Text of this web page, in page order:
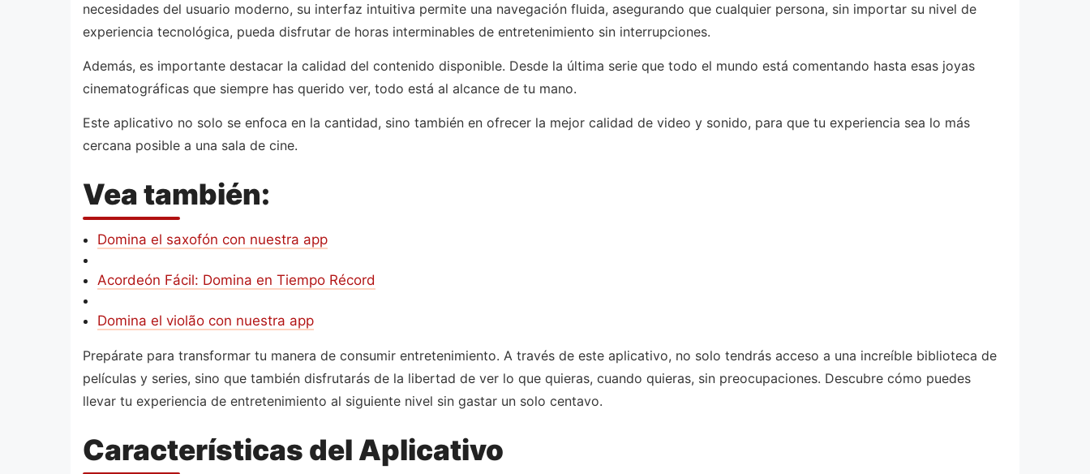
necesidades del usuario moderno, su interfaz intuitiva permite una navegación fluida, asegurando que cualquier persona, sin importar su nivel de
experiencia tecnológica, pueda disfrutar de horas interminables de entretenimiento sin interrupciones.
Además, es importante destacar la calidad del contenido disponible. Desde la última serie que todo el mundo está comentando hasta esas joyas
cinematográficas que siempre has querido ver, todo está al alcance de tu mano.
Este aplicativo no solo se enfoca en la cantidad, sino también en ofrecer la mejor calidad de video y sonido, para que tu experiencia sea lo más
cercana posible a una sala de cine.
Vea también:
Domina el saxofón con nuestra app
Acordeón Fácil: Domina en Tiempo Récord
Domina el violão con nuestra app
Prepárate para transformar tu manera de consumir entretenimiento. A través de este aplicativo, no solo tendrás acceso a una increíble biblioteca de
películas y series, sino que también disfrutarás de la libertad de ver lo que quieras, cuando quieras, sin preocupaciones. Descubre cómo puedes
llevar tu experiencia de entretenimiento al siguiente nivel sin gastar un solo centavo.
Características del Aplicativo